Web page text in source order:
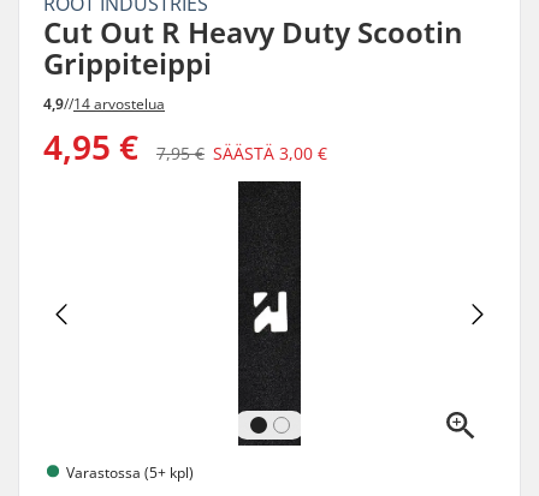
Cut Out R Heavy Duty Scootin
Grippiteippi
4,9//14 arvostelua
4,95 € 7,95 € SÄÄSTÄ 3,00 €
Varastossa (5+ kpl)